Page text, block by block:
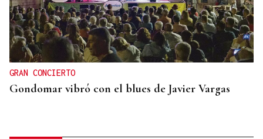
GRAN CONCIERTO
Gondomar vibró con el blues de Javier Vargas